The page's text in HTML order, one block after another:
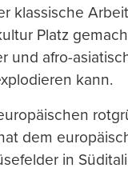
klassische
Platz
und afro-
kann.
dem
in